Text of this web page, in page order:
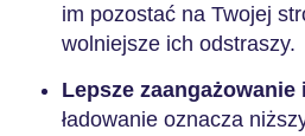
im pozostać na Twojej
wolniejsze ich odstraszy.
Lepsze zaangażowanie
ładowanie oznacza